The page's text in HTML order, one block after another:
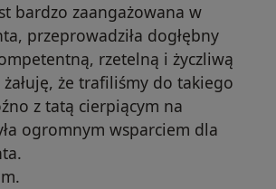
bardzo zaangażowana w
przeprowadziła dogłębny
rzetelną i życzliwą
że trafiliśmy do takiego
z tatą cierpiącym na
ogromnym wsparciem dla